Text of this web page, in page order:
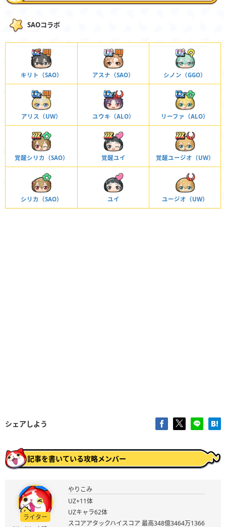
SAOコラボ
キリト（SAO） アスナ（SAO） シノン（GGO）
アリス（UW） ユウキ（ALO） リーファ（ALO）
覚醒シリカ（SAO） 覚醒ユイ 覚醒ユージオ（UW）
シリカ（SAO） ユイ ユージオ（UW）
シェアしよう
記事を書いている攻略メンバー
ライター
やりこみ
UZ+11体
UZキャラ62体
スコアアタックハイスコア 最高348億3464万1366